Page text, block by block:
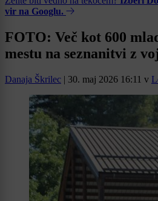
vir na Googlu.
FOTO: Več kot 600
mestu na seznanitvi z
Danaja Škrilec | 30. maj 2026 16:11 v